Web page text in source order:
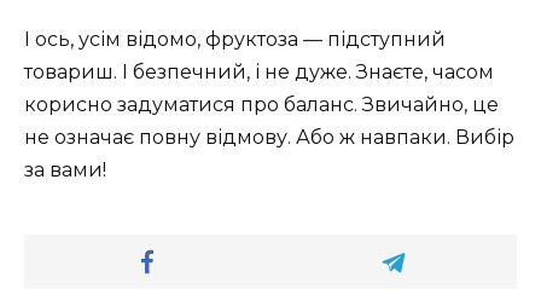
І ось, усім відомо, фруктоза — підступний
товариш. І безпечний, і не дуже. Знаєте, часом
корисно задуматися про баланс. Звичайно, це
не означає повну відмову. Або ж навпаки. Вибір
за вами!